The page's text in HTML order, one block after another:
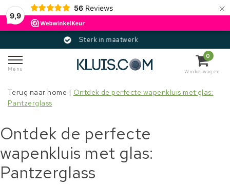
9,9
56 Reviews ×
Menu
0
Winkelwagen
Terug naar home | Ontdek de perfecte wapenkluis met glas:
Pantzerglass
Ontdek de perfecte
wapenkluis met glas:
Pantzerglass